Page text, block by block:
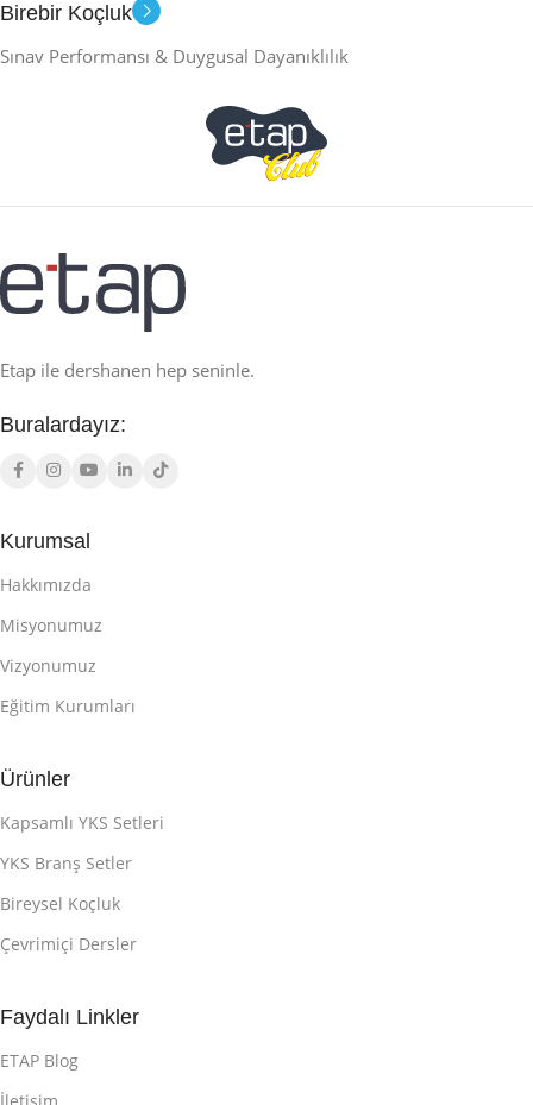
Birebir Koçluk
Sınav Performansı & Duygusal Dayanıklılık
Etap ile dershanen hep seninle.
Buralardayız:
Kurumsal
Hakkımızda
Misyonumuz
Vizyonumuz
Eğitim Kurumları
Ürünler
Kapsamlı YKS Setleri
YKS Branş Setler
Bireysel Koçluk
Çevrimiçi Dersler
Faydalı Linkler
ETAP Blog